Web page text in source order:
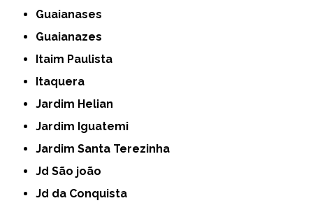
Guaianases
Guaianazes
Itaim Paulista
Itaquera
Jardim Helian
Jardim Iguatemi
Jardim Santa Terezinha
Jd São joão
Jd da Conquista